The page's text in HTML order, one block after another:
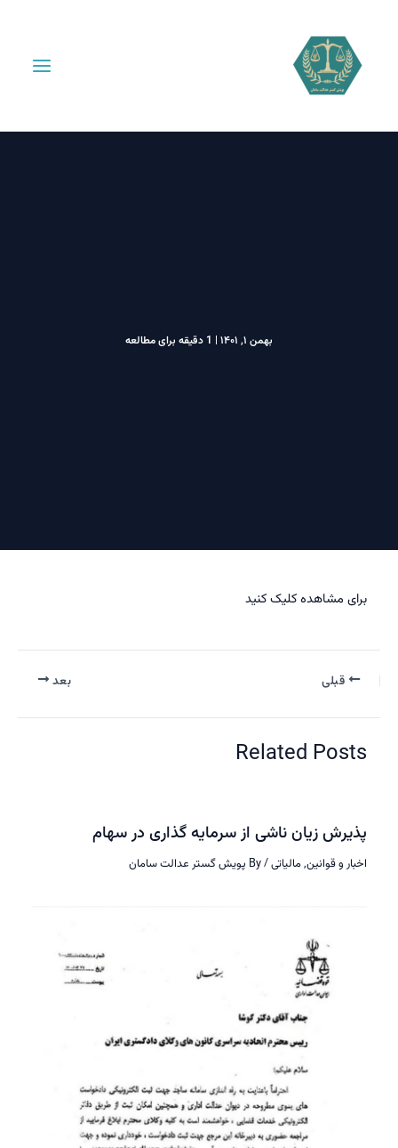
| 1 دقیقه برای مطالعه
برای مشاهده کلیک کنید
قبلی
Related Posts
پذیرش زیان ناشی از سرمایه گذاری در سهام
اخبار و قوانین,مالیاتی/ By پویش گستر عدالت سامان